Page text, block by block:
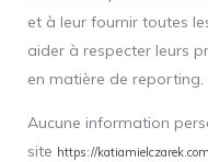
et à leur fournir toutes
aider à respecter leurs
en matière de reporting.
Aucune information
site https://